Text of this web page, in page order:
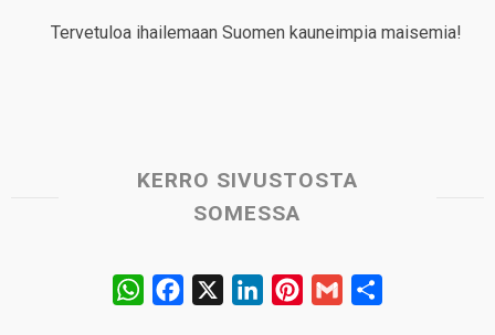
Tervetuloa ihailemaan Suomen kauneimpia maisemia!
KERRO SIVUSTOSTA
SOMESSA
W